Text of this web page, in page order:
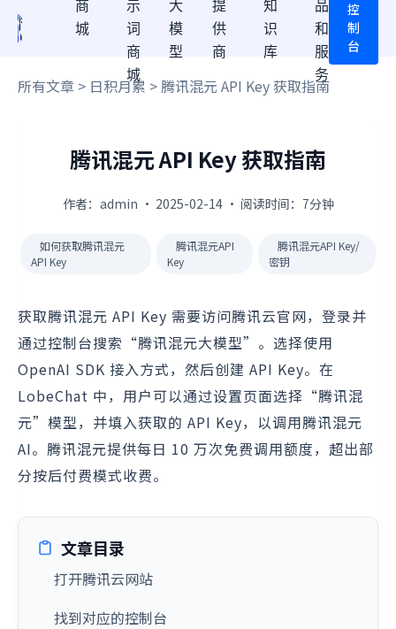
商
城
示
词
商
城
大
模
型
提
供
商
知
识
库
品
和
服
务
控
制
台
所有文章 > 日积月累 > 腾讯混元 API Key 获取指南
腾讯混元 API Key 获取指南
作者：admin · 2025-02-14 · 阅读时间：7分钟
如何获取腾讯混元
API Key
腾讯混元API
Key
腾讯混元API Key/
密钥
获取腾讯混元 API Key 需要访问腾讯云官网，登录并
通过控制台搜索“腾讯混元大模型”。选择使用
OpenAI SDK 接入方式，然后创建 API Key。在
LobeChat 中，用户可以通过设置页面选择“腾讯混
元”模型，并填入获取的 API Key，以调用腾讯混元
AI。腾讯混元提供每日 10 万次免费调用额度，超出部
分按后付费模式收费。
文章目录
打开腾讯云网站
找到对应的控制台